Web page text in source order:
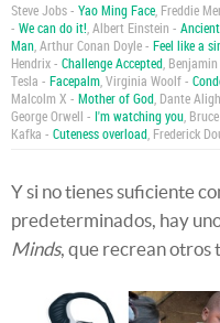
Steve Jobs - Yao Ming Face, Freddie
- We can do it!, Albert Einstein -
Man, Arthur Conan Doyle - Feel like a sir
Hendrix - Challenge Accepted,
Tesla - Facepalm, Virginia Woolf -
Malcolm X - Mother of God, Dante
George Orwell - I'm watching you,
Kafka - Cuteness overload, Frederick
Y si no tienes suficiente
predeterminados, hay
Minds, que recrean otros